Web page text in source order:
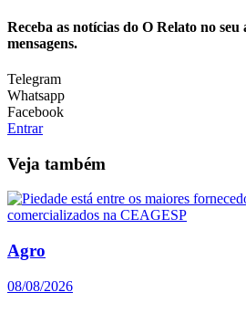
Receba as notícias do O Relato no
mensagens.
Telegram
Whatsapp
Facebook
Entrar
Veja também
Agro
08/08/2026